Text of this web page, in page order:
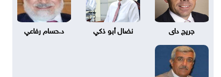
جريج داى نضال أبو ذكي د.حسام رفاعي